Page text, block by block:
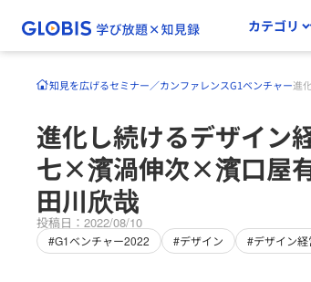
カテゴリ
知見を広げるセミナー／カンファレンスG1ベンチャー進
進化し続けるデザイン
七×濱渦伸次×濱口屋
田川欣哉
投稿日：2022/08/10
#G1ベンチャー2022 #デザイン #デザイン経